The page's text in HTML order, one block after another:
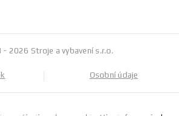
2026 Stroje a vybavení s.r.o.
Osobní údaje